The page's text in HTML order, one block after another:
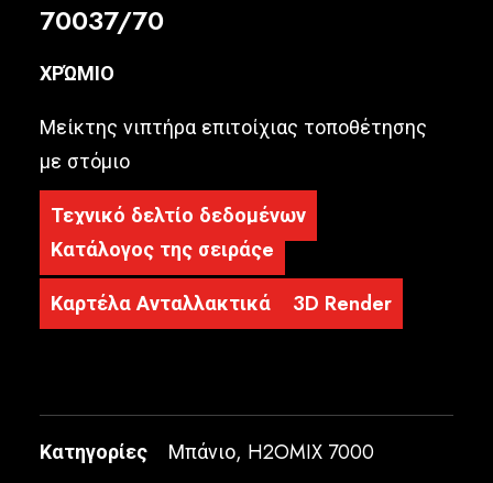
70037/70
ΧΡΏΜΙΟ
Μείκτης νιπτήρα επιτοίχιας τοποθέτησης
με στόμιο
Τεχνικό δελτίο δεδομένων
Κατάλογος της σειράςe
Καρτέλα Ανταλλακτικά
3D Render
Κατηγορίες Μπάνιο, H2OMIX 7000